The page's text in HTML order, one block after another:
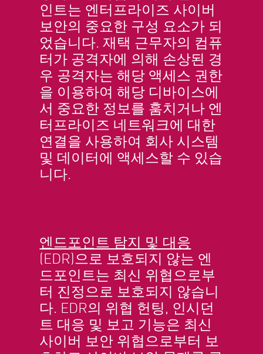
인트는 엔터프라이즈 사이버
보안의 중요한 구성 요소가 되
었습니다. 재택 근무자의 컴퓨
터가 공격자에 의해 손상된 경
우 공격자는 해당 액세스 권한
을 이용하여 해당 디바이스에
서 중요한 정보를 훔치거나 엔
터프라이즈 네트워크에 대한
연결을 사용하여 회사 시스템
및 데이터에 액세스할 수 있습
니다.
엔드포인트 탐지 및 대응
(EDR)으로 보호되지 않는 엔
드포인트는 최신 위협으로부
터 진정으로 보호되지 않습니
다. EDR의 위협 헌팅, 인시던
트 대응 및 보고 기능은 최신
사이버 보안 위협으로부터 보